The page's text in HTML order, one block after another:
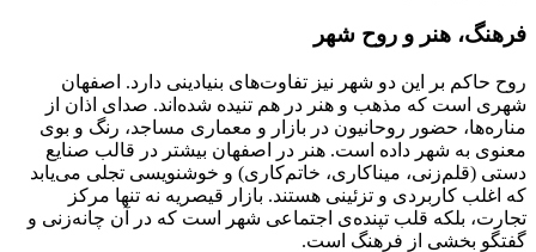
فرهنگ، هنر و روح شهر
روح حاکم بر این دو شهر نیز تفاوت‌های بنیادینی دارد. اصفهان
شهری است که مذهب و هنر در هم تنیده شده‌اند. صدای اذان از
مناره‌ها، حضور روحانیون در بازار و معماری مساجد، رنگ و بوی
معنوی به شهر داده است. هنر در اصفهان بیشتر در قالب صنایع
دستی (قلم‌زنی، میناکاری، خاتم‌کاری) و خوشنویسی تجلی می‌یابد
که اغلب کاربردی و تزئینی هستند. بازار قیصریه نه تنها مرکز
تجارت، بلکه قلب تپنده‌ی اجتماعی شهر است که در آن چانه‌زنی و
گفتگو بخشی از فرهنگ است.